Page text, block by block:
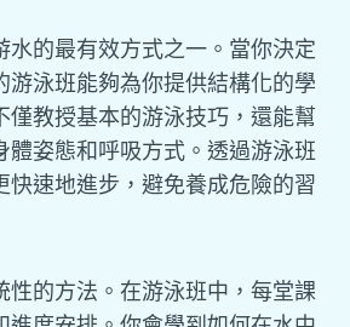
水的最有效方式之一。當你決定
游泳班能夠為你提供結構化的學
僅教授基本的游泳技巧，還能幫
體姿態和呼吸方式。透過游泳班
快速地進步，避免養成危險的習
性的方法。在游泳班中，每堂課